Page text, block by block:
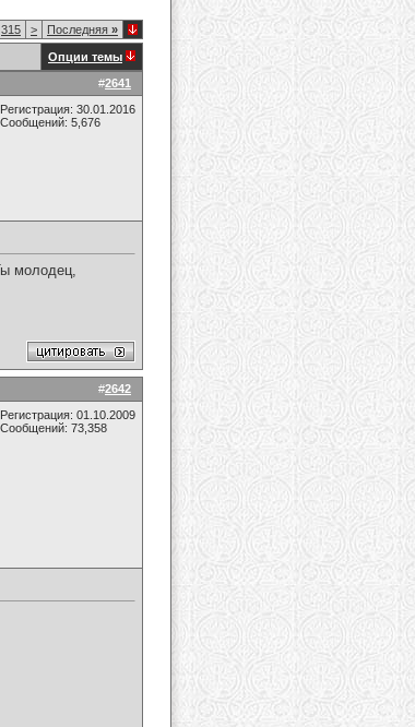
315 > Последняя »
Опции темы
#2641
Регистрация: 30.01.2016
Сообщений: 5,676
молодец,
#2642
Регистрация: 01.10.2009
Сообщений: 73,358